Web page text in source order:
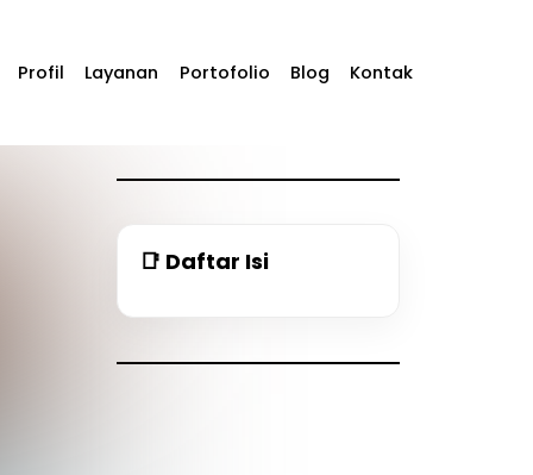
Profil Layanan Portofolio Blog Kontak
📑 Daftar Isi